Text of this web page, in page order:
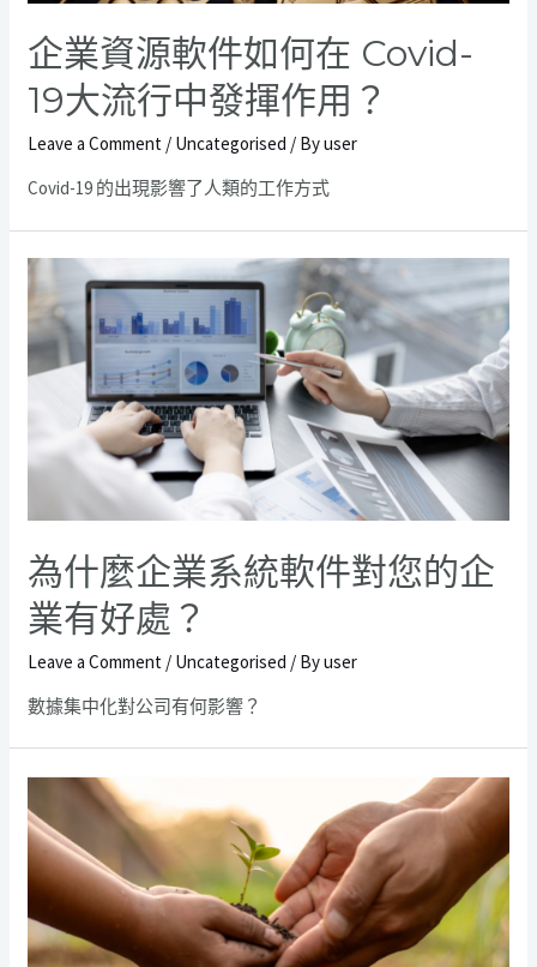
企業資源軟件如何在 Covid-
19大流行中發揮作用？
Leave a Comment / Uncategorised / Byuser
Covid-19 的出現影響了人類的工作方式
為什麼企業系統軟件對您的企
業有好處？
Leave a Comment / Uncategorised / Byuser
數據集中化對公司有何影響？